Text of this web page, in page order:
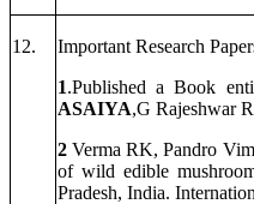
12.
Important Research
1.Published a Book
ASAIYA,G Rajeshwar
2Verma RK, Pandro
of wild edible
Pradesh, India.